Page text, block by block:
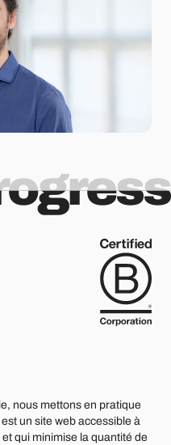
merci d’appeler le
merci d’appeler le
nous mettons en pratique
un site web accessible à
qui minimise la quantité de